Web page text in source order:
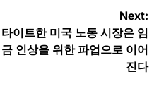
Next:
타이트한 미국 노동 시장은 임
금 인상을 위한 파업으로 이어
진다